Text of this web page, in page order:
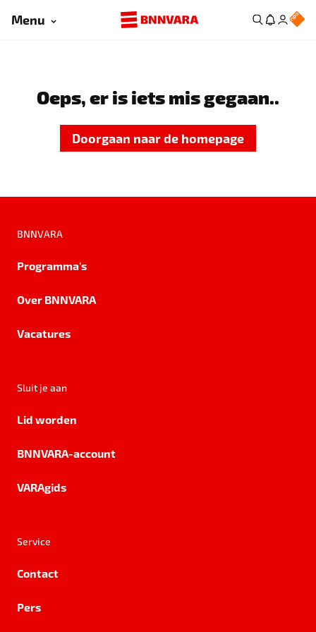
Menu
Oeps, er is iets mis gegaan..
Doorgaan naar de homepage
BNNVARA
Programma's
Over BNNVARA
Vacatures
Sluit je aan
Lid worden
BNNVARA-account
VARAgids
Service
Contact
Pers